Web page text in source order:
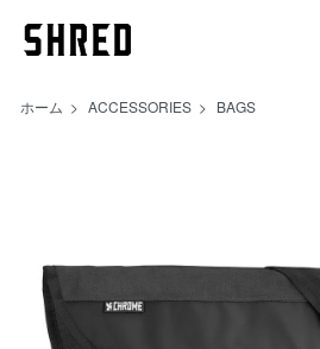
ホーム > ACCESSORIES > BAGS